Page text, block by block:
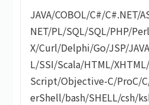
JAVA/COBOL/C#/C#.NET/
NET/PL/SQL/SQL/PHP/Perl
X/Curl/Delphi/Go/JSP/
L/SSI/Scala/HTML/XHTML/
Script/Objective-C/ProC/C
erShell/bash/SHELL/csh/